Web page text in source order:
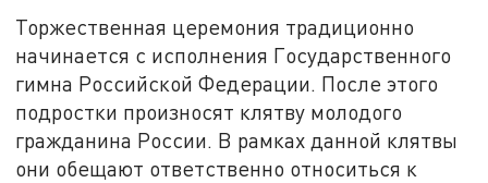
Торжественная церемония традиционно
начинается с исполнения Государственного
гимна Российской Федерации. После этого
подростки произносят клятву молодого
гражданина России. В рамках данной клятвы
они обещают ответственно относиться к